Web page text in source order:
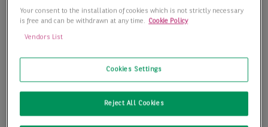
Your consent to the installation of cookies which is not strictly necessary
is free and can be withdrawn at any time. Cookie Policy
Vendors List
Cookies Settings
Reject All Cookies